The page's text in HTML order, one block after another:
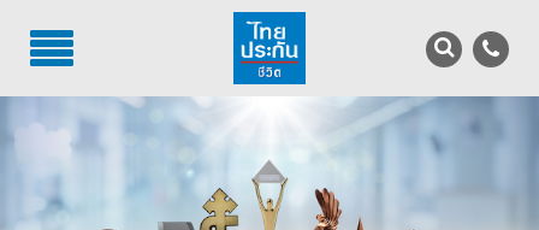
TH EN
บริการลูกค้า
บริการตัวแทน